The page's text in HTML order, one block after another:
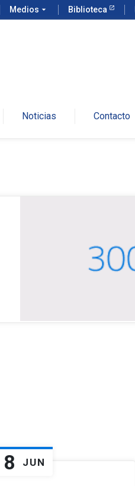
Medios arrow_drop_down Biblioteca
Noticias Contacto
JUN